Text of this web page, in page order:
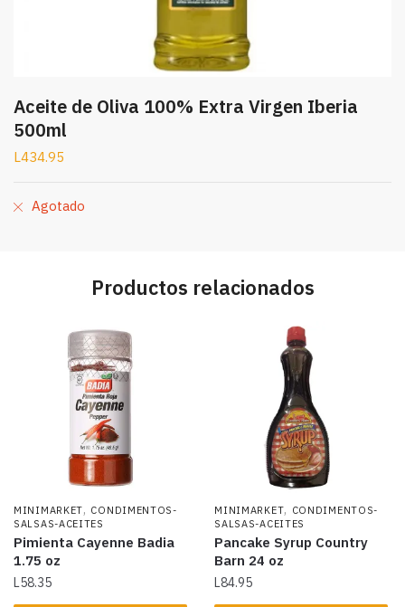
Aceite de Oliva 100% Extra Virgen Iberia
500ml
L434.95
Agotado
Productos relacionados
MINIMARKET, CONDIMENTOS-
SALSAS-ACEITES
Pimienta Cayenne Badia
1.75 oz
L58.35
MINIMARKET, CONDIMENTOS-
SALSAS-ACEITES
Pancake Syrup Country
Barn 24 oz
L84.95